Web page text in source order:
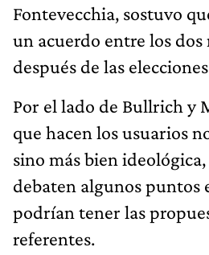
Fontevecchia, sostuvo
un acuerdo entre los dos
después de las
Por el lado de Bullrich y
que hacen los usuarios
sino más bien
debaten algunos puntos
podrían tener las
referentes.